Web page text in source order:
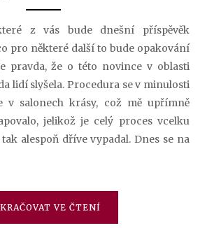
z vás bude dnešní příspěvěk
pro některé další to bude opakování
pravda, že o této novince v oblasti
lidí slyšela. Procedura se v minulosti
v salonech krásy, což mě upřímně
jelikož je celý proces vcelku
alespoň dříve vypadal. Dnes se na
VE ČTENÍ